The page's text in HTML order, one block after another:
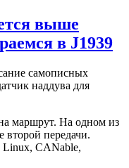
выше
в J1939
самописных
наддува для
маршрут. На одном из
передачи.
Linux, CANable,